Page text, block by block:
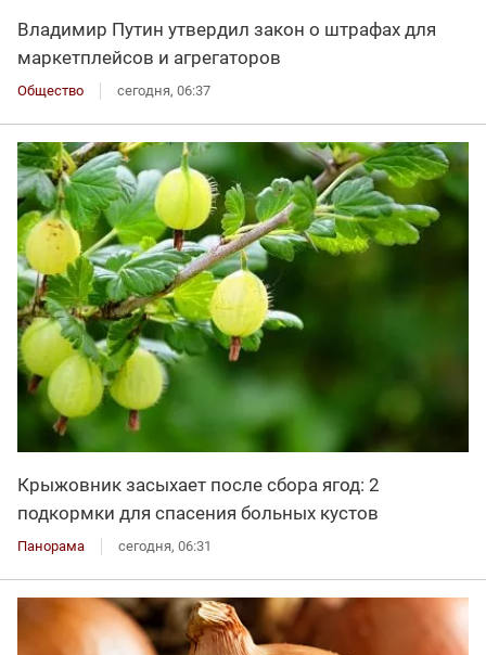
Владимир Путин утвердил закон о штрафах для
маркетплейсов и агрегаторов
Общество сегодня, 06:37
Крыжовник засыхает после сбора ягод: 2
подкормки для спасения больных кустов
Панорама сегодня, 06:31